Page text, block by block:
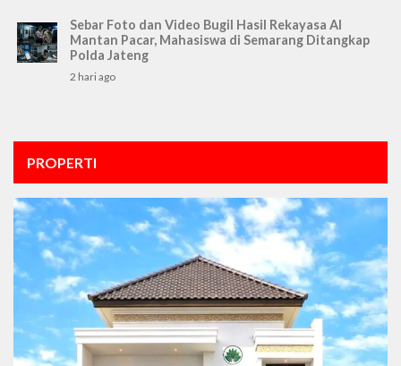
Sebar Foto dan Video Bugil Hasil Rekayasa AI
Mantan Pacar, Mahasiswa di Semarang Ditangkap
Polda Jateng
2 hari ago
PROPERTI